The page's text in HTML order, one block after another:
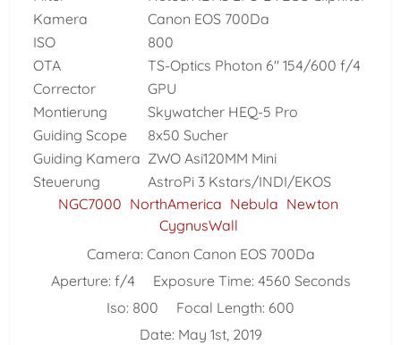
Kamera
Canon EOS 700Da
ISO
800
OTA
TS-Optics Photon 6" 154/600 f/4
Corrector
GPU
Montierung
Skywatcher HEQ-5 Pro
Guiding Scope
8x50 Sucher
Guiding Kamera ZWO Asi120MM Mini
Steuerung
AstroPi 3 Kstars/INDI/EKOS
NGC7000 NorthAmerica Nebula Newton
CygnusWall
Camera: Canon Canon EOS 700Da
Aperture: f/4 Exposure Time: 4560 Seconds
Iso: 800 Focal Length: 600
Date: May 1st, 2019